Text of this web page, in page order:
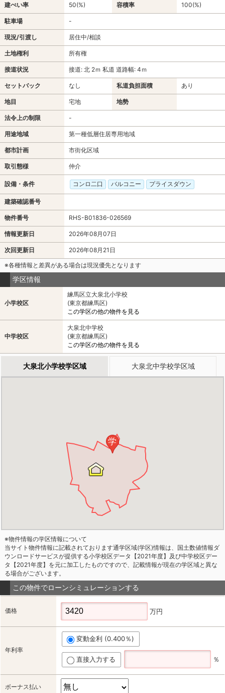
建ぺい率 50(%) 容積率 100(%)
駐車場 -
現況/引渡し 居住中/相談
土地権利 所有権
接道状況 接道: 北 2ｍ 私道 道路幅: 4ｍ
セットバック なし 私道負担面積 あり
地目 宅地 地勢
法令上の制限 -
用途地域 第一種低層住居専用地域
都市計画 市街化区域
取引態様 仲介
設備・条件 コンロ二口 バルコニー プライスダウン
建築確認番号
物件番号 RHS-B01836-026569
情報更新日 2026年08月07日
次回更新日
2026年08月21日
※各種情報と差異がある場合は現況優先となります
学区情報
小学校区
練馬区立大泉北小学校
(東京都練馬区)
この学区の他の物件を見る
中学校区
大泉北中学校
(東京都練馬区)
この学区の他の物件を見る
大泉北小学校学区域 大泉北中学校学区域
学
※物件情報の学区情報について
当サイト物件情報に記載されております通学区域(学区)情報は、国土数値情報ダ
ウンロードサービスが提供する小学校区データ【2021年度】及び中学校区デー
タ【2021年度】を元に加工したものですので、記載情報が現在の学区域と異な
る場合がございます。
この物件でローンシミュレーションする
価格 万円
年利率
変動金利 (0.400％)
直接入力する ％
ボーナス払い